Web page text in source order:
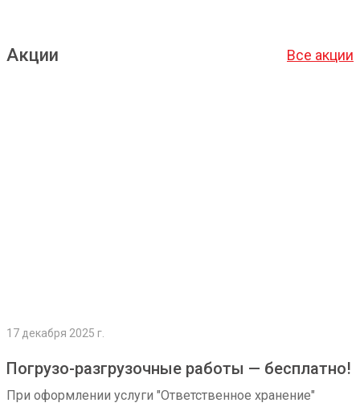
Акции Все акции
17 декабря 2025 г.
Погрузо-разгрузочные работы — бесплатно!
При оформлении услуги "Ответственное хранение"